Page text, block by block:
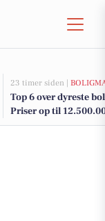
23 timer siden |
Top 6 over dyreste
Priser op til